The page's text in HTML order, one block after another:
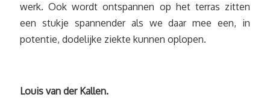
werk. Ook wordt ontspannen op het terras zitten
een stukje spannender als we daar mee een, in
potentie, dodelijke ziekte kunnen oplopen.
Louis van der Kallen.